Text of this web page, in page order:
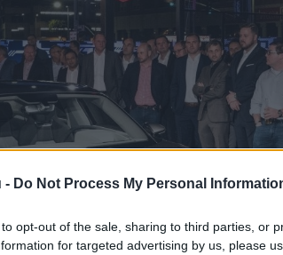
- Do Not Process My Personal
opt-out of the sale, sharing to third parties, or
for targeted advertising by us, please